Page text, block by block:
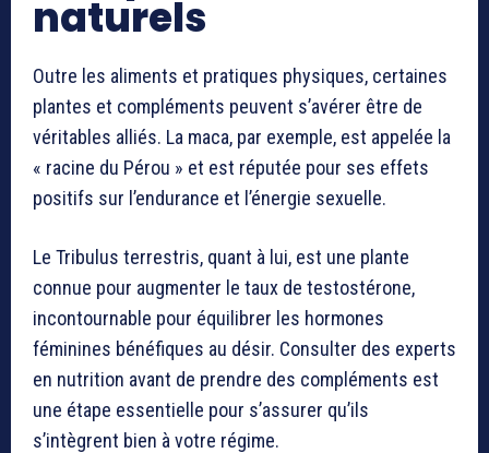
naturels
Outre les aliments et pratiques physiques, certaines
plantes et compléments peuvent s’avérer être de
véritables alliés. La maca, par exemple, est appelée la
« racine du Pérou » et est réputée pour ses effets
positifs sur l’endurance et l’énergie sexuelle.
Le Tribulus terrestris, quant à lui, est une plante
connue pour augmenter le taux de testostérone,
incontournable pour équilibrer les hormones
féminines bénéfiques au désir. Consulter des experts
en nutrition avant de prendre des compléments est
une étape essentielle pour s’assurer qu’ils
s’intègrent bien à votre régime.